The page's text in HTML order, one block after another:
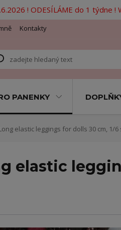
! ODESÍLÁME do 1 týdne
Kontakty
PANENKY
elastic leggings for dolls 30 cm, 1/6
elastic